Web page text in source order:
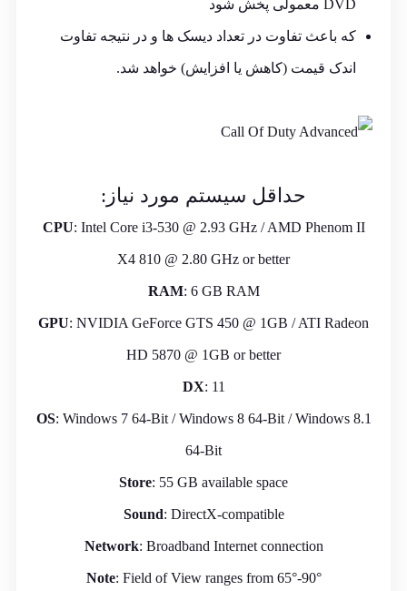
DVD معمولی پخش شود
که باعث تفاوت در تعداد دیسک ها و در نتیجه تفاوت
اندک قیمت (کاهش یا افزایش) خواهد شد.
حداقل سیستم مورد نیاز:
CPU: Intel Core i3-530 @ 2.93 GHz / AMD Phenom II
X4 810 @ 2.80 GHz or better
RAM: 6 GB RAM
GPU: NVIDIA GeForce GTS 450 @ 1GB / ATI Radeon
HD 5870 @ 1GB or better
DX: 11
OS: Windows 7 64-Bit / Windows 8 64-Bit / Windows 8.1
64-Bit
Store: 55 GB available space
Sound: DirectX-compatible
Network: Broadband Internet connection
Note: Field of View ranges from 65°-90°